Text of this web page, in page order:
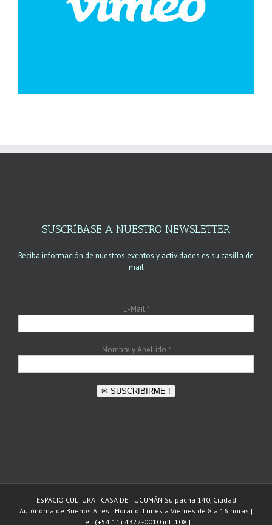
SUSCRÍBASE A NUESTRO NEWSLETTER
Reciba información de nuestros eventos y actividades es su casilla de
mail
E-Mail*
Nombre y Apellido *
✉ SUSCRIBIRME !
ESPACIO CULTURA | CASA DE TUCUMÁN Suipacha 140, Ciudad
Autónoma de Buenos Aires | Horario: Lunes a Viernes de 8 a 16 horas |
Tel. (+54 11) 4322-0010 int. 108 |